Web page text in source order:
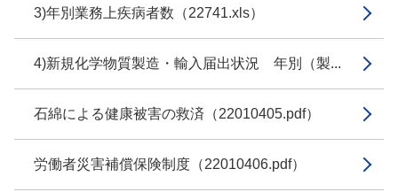
3)年別業務上疾病者数（22741.xls）
4)新規化学物質製造・輸入届出状況 年別（製...
石綿による健康被害の救済（22010405.pdf）
労働者災害補償保険制度（22010406.pdf）